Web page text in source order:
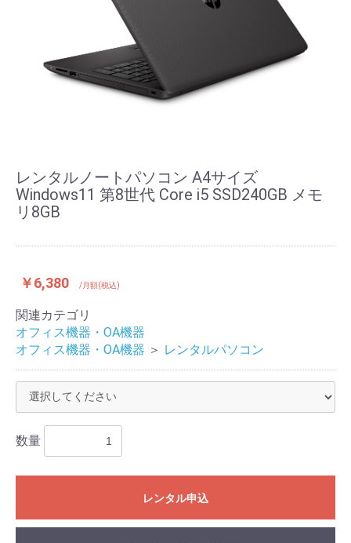
レンタルノートパソコン A4サイズ
Windows11 第8世代 Core i5 SSD240GB メモ
リ8GB
￥6,380 /月額(税込)
関連カテゴリ
オフィス機器・OA機器
オフィス機器・OA機器 ＞ レンタルパソコン
数量
レンタル申込